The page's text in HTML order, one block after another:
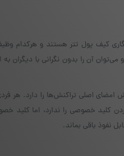
پول تتر هستند و هرکدام
آن را بدون نگرانی با دیگران
اصلی تراکنش‌ها را دارد. هر فردی
کلید خصوصی را ندارد، اما کلید
نفوذ باقی بماند.